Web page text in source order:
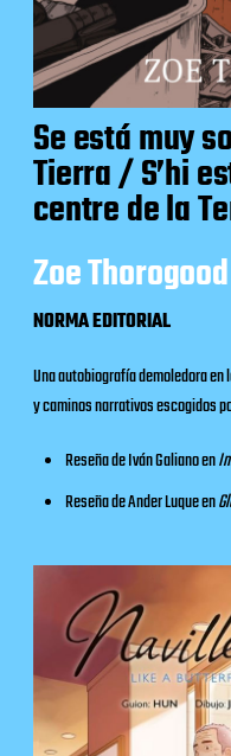
Se está muy
Tierra / S’hi
centre de la
Zoe Thorogood
NORMA EDITORIAL
Una autobiografía demoledora
y caminos narrativos escogidos
Reseña de Iván Galiano en
Reseña de Ander Luque en